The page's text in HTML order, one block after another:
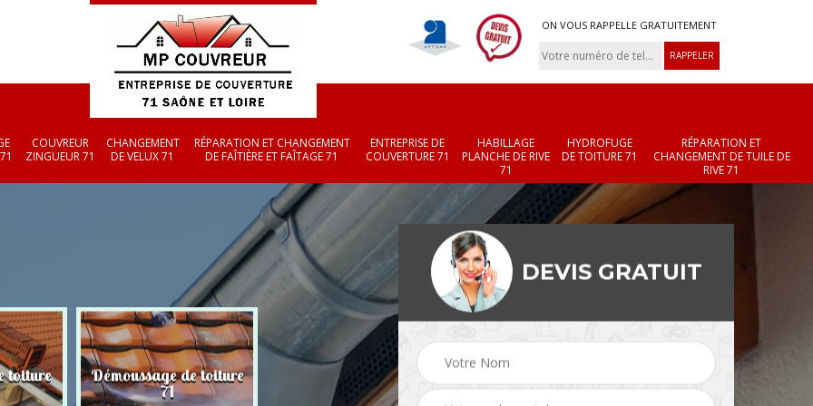
ON VOUS RAPPELLE GRATUITEMENT
COUVREUR
ZINGUEUR 71
CHANGEMENT
DE VELUX 71
RÉPARATION ET CHANGEMENT
DE FAÎTIÈRE ET FAÎTAGE 71
ENTREPRISE DE
COUVERTURE 71
HABILLAGE
PLANCHE DE RIVE
71
HYDROFUGE
DE TOITURE 71
RÉPARATION ET
CHANGEMENT DE TUILE DE
RIVE 71
toiture Démoussage de toiture
71 Couvreur zingueur 71 Changement de velux
71
Réparation et
changement de
et faîtage 71
DEVIS GRATUIT